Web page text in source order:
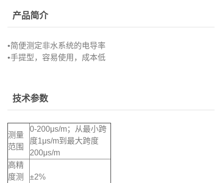
产品简介
•简便测定非水系统的电导率
•手提型，容易使用，成本低
技术参数
测量
范围
0-200μs/m；从最小跨
度1μs/m到最大跨度
200μs/m
高精
度测
±2%